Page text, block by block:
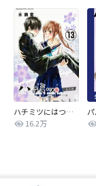
ハチミツにはつこい
16.2万